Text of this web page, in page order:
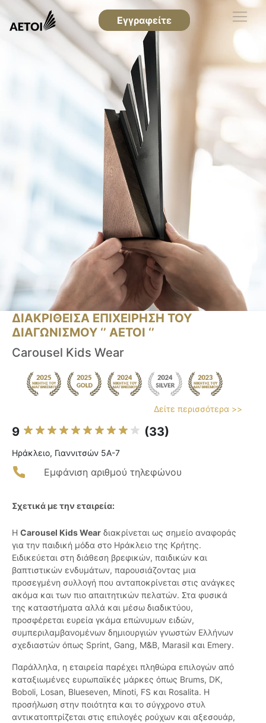
Εγγραφείτε
ΔΙΑΚΡΙΘΕΙΣΑ ΕΠΙΧΕΙΡΗΣΗ ΤΟΥ
ΔΙΑΓΩΝΙΣΜΟΥ ‘’ ΑΕΤΟΙ ‘’
Carousel Kids Wear
Δείτε περισσότερα >>
9 (33)
Ηράκλειο, Γιαννιτσών 5Α-7
Εμφάνιση αριθμού τηλεφώνου
Σχετικά με την εταιρεία:
Η Carousel Kids Wear διακρίνεται ως σημείο αναφοράς
για την παιδική μόδα στο Ηράκλειο της Κρήτης.
Ειδικεύεται στη διάθεση βρεφικών, παιδικών και
βαπτιστικών ενδυμάτων, παρουσιάζοντας μια
προσεγμένη συλλογή που ανταποκρίνεται στις ανάγκες
ακόμα και των πιο απαιτητικών πελατών. Στα φυσικά
της καταστήματα αλλά και μέσω διαδικτύου,
προσφέρεται ευρεία γκάμα επώνυμων ειδών,
συμπεριλαμβανομένων δημιουργιών γνωστών Ελλήνων
σχεδιαστών όπως Sprint, Gang, M&B, Marasil και Emery.
Παράλληλα, η εταιρεία παρέχει πληθώρα επιλογών από
καταξιωμένες ευρωπαϊκές μάρκες όπως Brums, DK,
Boboli, Losan, Blueseven, Minoti, FS και Rosalita. Η
προσήλωση στην ποιότητα και το σύγχρονο στυλ
αντικατοπτρίζεται στις επιλογές ρούχων και αξεσουάρ,